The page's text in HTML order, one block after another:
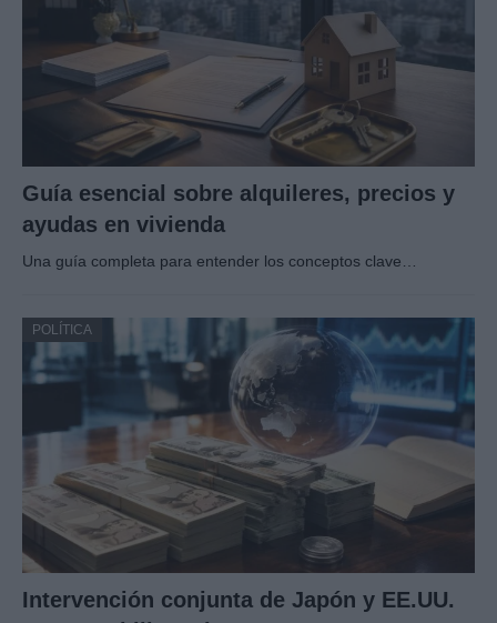
Guía esencial sobre alquileres, precios y
ayudas en vivienda
Una guía completa para entender los conceptos clave…
POLÍTICA
Intervención conjunta de Japón y EE.UU.